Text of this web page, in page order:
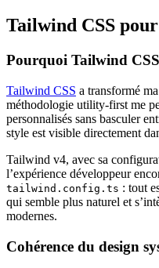
Tailwind CSS
Pourquoi Tailwind
Tailwind CSS a transformé
méthodologie utility-first me
personnalisés sans basculer
style est visible directement
Tailwind v4, avec sa
l’expérience développeur
tailwind.config.ts : tout
qui semble plus naturel et
modernes.
Cohérence du design